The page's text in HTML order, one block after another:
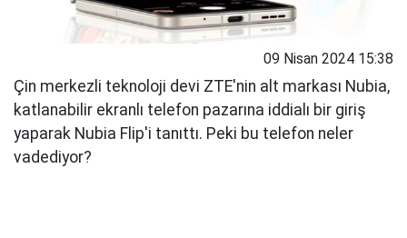
09 Nisan 2024 15:38
Çin merkezli teknoloji devi ZTE'nin alt markası Nubia,
katlanabilir ekranlı telefon pazarına iddialı bir giriş
yaparak Nubia Flip'i tanıttı. Peki bu telefon neler
vadediyor?